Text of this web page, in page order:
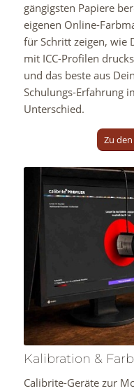
gängigsten Papiere
eigenen Online-
für Schritt zeigen, wie
mit ICC-Profilen
und das beste aus
Schulungs-Erfahrung
Unterschied.
Zu
Kalibration &
Calibrite-Geräte zur